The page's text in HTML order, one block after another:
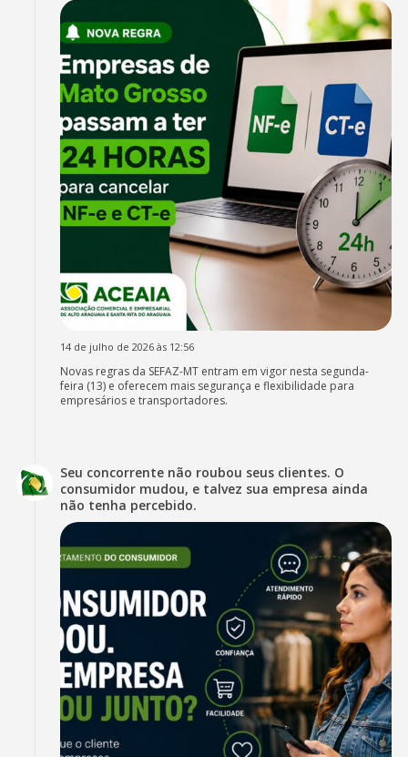
14 de julho de 2026 às 12:56
Novas regras da SEFAZ-MT entram em vigor nesta segunda-
feira (13) e oferecem mais segurança e flexibilidade para
empresários e transportadores.
Seu concorrente não roubou seus clientes. O
consumidor mudou, e talvez sua empresa ainda
não tenha percebido.